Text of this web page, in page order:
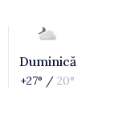
Duminică
+27° / 20°